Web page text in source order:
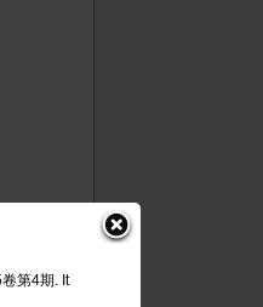
第4期. It